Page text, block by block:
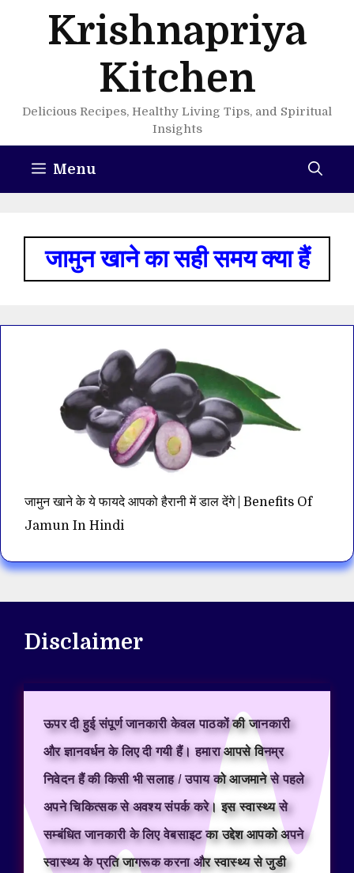
Krishnapriya
Kitchen
Delicious Recipes, Healthy Living Tips, and Spiritual
Insights
Menu
जामुन खाने का सही समय क्या हैं
जामुन खाने के ये फायदे आपको हैरानी में डाल देंगे | Benefits Of
Jamun In Hindi
Disclaimer
ऊपर दी हुई संपूर्ण जानकारी केवल पाठकों की जानकारी
और ज्ञानवर्धन के लिए दी गयी हैं। हमारा आपसे विनम्र
निवेदन हैं की किसी भी सलाह / उपाय को आजमाने से पहले
अपने चिकित्सक से अवश्य संपर्क करे। इस स्वास्थ्य से
सम्बंधित जानकारी के लिए वेबसाइट का उद्देश आपको अपने
स्वास्थ्य के प्रति जागरूक करना और स्वास्थ्य से जुडी